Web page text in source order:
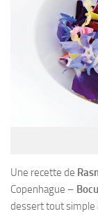
Sauces
Une recette de
Copenhague –
dessert tout simple